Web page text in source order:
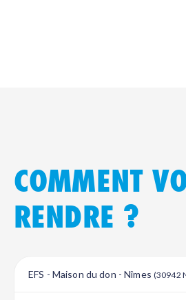
COMMENT
RENDRE ?
EFS - Maison du don - Nîmes (30942